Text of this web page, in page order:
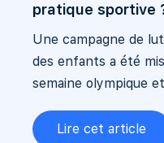
pratique sportive
Une campagne de
des enfants a été
semaine olympique
Lire cet article